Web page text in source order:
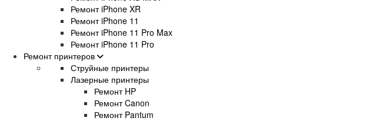
Ремонт iPhone XR
Ремонт iPhone 11
Ремонт iPhone 11 Pro Max
Ремонт iPhone 11 Pro
Ремонт принтеров
Струйные принтеры
Лазерные принтеры
Ремонт HP
Ремонт Canon
Ремонт Pantum